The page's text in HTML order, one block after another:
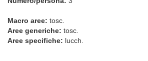
Macro aree: tosc.
Aree generiche: tosc.
Aree specifiche: lucch.